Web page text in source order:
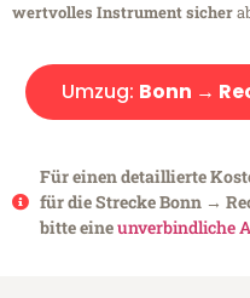
wertvolles Instrument sicher
Umzug: Bonn →
Für einen detaillierte
für die Strecke Bonn →
bitte eineunverbindliche